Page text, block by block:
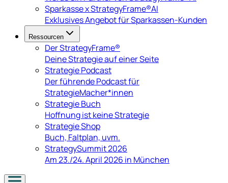
Sparkasse x StrategyFrame®AI
Exklusives Angebot für Sparkassen-Kunden
Ressourcen
Der StrategyFrame®
Deine Strategie auf einer Seite
Strategie Podcast
Der führende Podcast für
StrategieMacher*innen
Strategie Buch
Hoffnung ist keine Strategie
Strategie Shop
Buch, Faltplan, uvm.
StrategySummit 2026
Am 23./24. April 2026 in München